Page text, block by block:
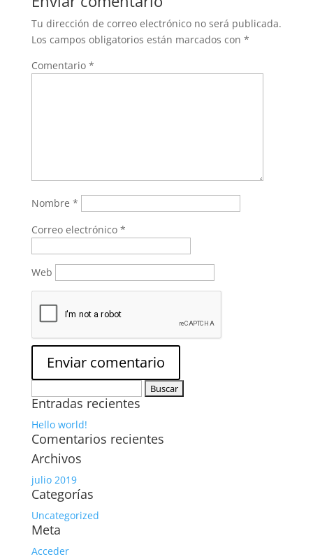
Tu dirección de correo electrónico no será publicada.
Los campos obligatorios están marcados con *
Comentario *
Nombre *
Correo electrónico *
Web
Entradas recientes
Hello world!
Comentarios recientes
Archivos
julio 2019
Categorías
Uncategorized
Meta
Acceder